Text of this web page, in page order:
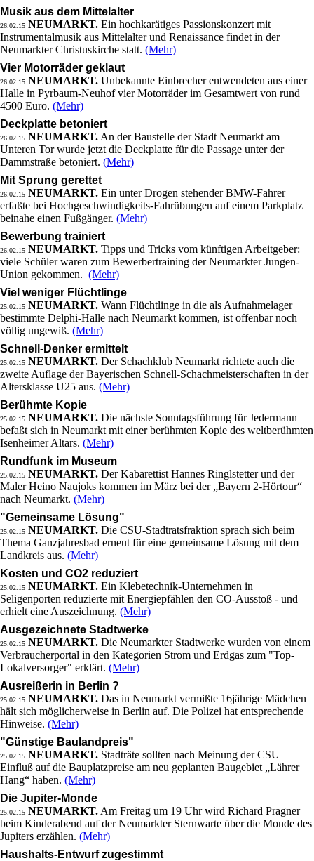
Musik aus dem Mittelalter
26.02.15 NEUMARKT. Ein hochkarätiges Passionskonzert mit
Instrumentalmusik aus Mittelalter und Renaissance findet in der
Neumarkter Christuskirche statt. (Mehr)
Vier Motorräder geklaut
26.02.15 NEUMARKT. Unbekannte Einbrecher entwendeten aus einer
Halle in Pyrbaum-Neuhof vier Motorräder im Gesamtwert von rund
4500 Euro. (Mehr)
Deckplatte betoniert
26.02.15 NEUMARKT. An der Baustelle der Stadt Neumarkt am
Unteren Tor wurde jetzt die Deckplatte für die Passage unter der
Dammstraße betoniert. (Mehr)
Mit Sprung gerettet
26.02.15 NEUMARKT. Ein unter Drogen stehender BMW-Fahrer
erfaßte bei Hochgeschwindigkeits-Fahrübungen auf einem Parkplatz
beinahe einen Fußgänger. (Mehr)
Bewerbung trainiert
26.02.15 NEUMARKT. Tipps und Tricks vom künftigen Arbeitgeber:
viele Schüler waren zum Bewerbertraining der Neumarkter Jungen-
Union gekommen. (Mehr)
Viel weniger Flüchtlinge
25.02.15 NEUMARKT. Wann Flüchtlinge in die als Aufnahmelager
bestimmte Delphi-Halle nach Neumarkt kommen, ist offenbar noch
völlig ungewiß. (Mehr)
Schnell-Denker ermittelt
25.02.15 NEUMARKT. Der Schachklub Neumarkt richtete auch die
zweite Auflage der Bayerischen Schnell-Schachmeisterschaften in der
Altersklasse U25 aus. (Mehr)
Berühmte Kopie
25.02.15 NEUMARKT. Die nächste Sonntagsführung für Jedermann
befaßt sich in Neumarkt mit einer berühmten Kopie des weltberühmten
Isenheimer Altars. (Mehr)
Rundfunk im Museum
25.02.15 NEUMARKT. Der Kabarettist Hannes Ringlstetter und der
Maler Heino Naujoks kommen im März bei der „Bayern 2-Hörtour“
nach Neumarkt. (Mehr)
"Gemeinsame Lösung"
25.02.15 NEUMARKT. Die CSU-Stadtratsfraktion sprach sich beim
Thema Ganzjahresbad erneut für eine gemeinsame Lösung mit dem
Landkreis aus. (Mehr)
Kosten und CO2 reduziert
25.02.15 NEUMARKT. Ein Klebetechnik-Unternehmen in
Seligenporten reduzierte mit Energiepfählen den CO-Ausstoß - und
erhielt eine Auszeichnung. (Mehr)
Ausgezeichnete Stadtwerke
25.02.15 NEUMARKT. Die Neumarkter Stadtwerke wurden von einem
Verbraucherportal in den Kategorien Strom und Erdgas zum "Top-
Lokalversorger" erklärt. (Mehr)
Ausreißerin in Berlin ?
25.02.15 NEUMARKT. Das in Neumarkt vermißte 16jährige Mädchen
hält sich möglicherweise in Berlin auf. Die Polizei hat entsprechende
Hinweise. (Mehr)
"Günstige Baulandpreis"
25.02.15 NEUMARKT. Stadträte sollten nach Meinung der CSU
Einfluß auf die Bauplatzpreise am neu geplanten Baugebiet „Lährer
Hang“ haben. (Mehr)
Die Jupiter-Monde
25.02.15 NEUMARKT. Am Freitag um 19 Uhr wird Richard Pragner
beim Kinderabend auf der Neumarkter Sternwarte über die Monde des
Jupiters erzählen. (Mehr)
Haushalts-Entwurf zugestimmt